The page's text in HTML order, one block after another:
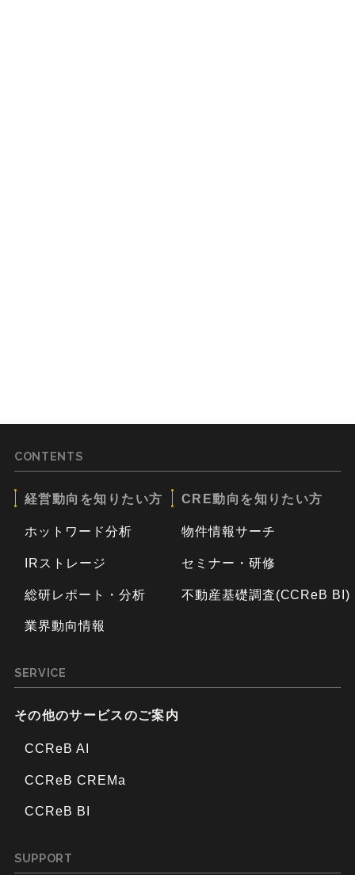
CONTENTS
経営動向を知りたい方
ホットワード分析
IRストレージ
総研レポート・分析
業界動向情報
CRE動向を知りたい方
物件情報サーチ
セミナー・研修
不動産基礎調査(CCReB BI)
SERVICE
その他のサービスのご案内
CCReB AI
CCReB CREMa
CCReB BI
SUPPORT